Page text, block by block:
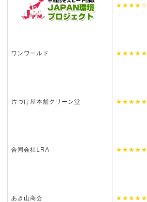
★★★★☆
ワンワールド ★★★★★
片づけ屋本舗クリーン堂 ★★★★★
合同会社LRA ★★★★★
あき山商会 ★★★★★